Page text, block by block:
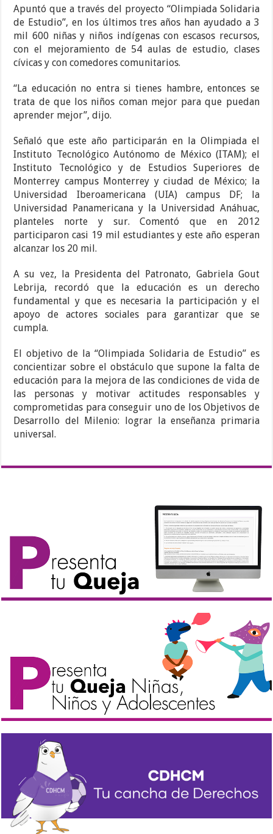
Apuntó que a través del proyecto “Olimpiada Solidaria
de Estudio”, en los últimos tres años han ayudado a 3
mil 600 niñas y niños indígenas con escasos recursos,
con el mejoramiento de 54 aulas de estudio, clases
cívicas y con comedores comunitarios.
“La educación no entra si tienes hambre, entonces se
trata de que los niños coman mejor para que puedan
aprender mejor”, dijo.
Señaló que este año participarán en la Olimpiada el
Instituto Tecnológico Autónomo de México (ITAM); el
Instituto Tecnológico y de Estudios Superiores de
Monterrey campus Monterrey y ciudad de México; la
Universidad Iberoamericana (UIA) campus DF; la
Universidad Panamericana y la Universidad Anáhuac,
planteles norte y sur. Comentó que en 2012
participaron casi 19 mil estudiantes y este año esperan
alcanzar los 20 mil.
A su vez, la Presidenta del Patronato, Gabriela Gout
Lebrija, recordó que la educación es un derecho
fundamental y que es necesaria la participación y el
apoyo de actores sociales para garantizar que se
cumpla.
El objetivo de la “Olimpiada Solidaria de Estudio” es
concientizar sobre el obstáculo que supone la falta de
educación para la mejora de las condiciones de vida de
las personas y motivar actitudes responsables y
comprometidas para conseguir uno de los Objetivos de
Desarrollo del Milenio: lograr la enseñanza primaria
universal.